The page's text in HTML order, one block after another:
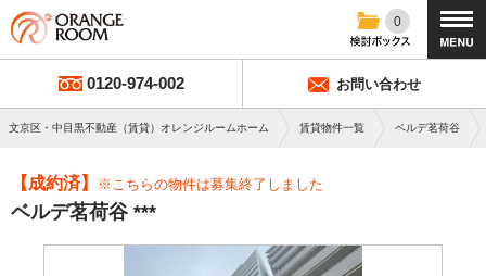
0
0120-974-002 お問い合わせ
文京区・中目黒不動産（賃貸）オレンジルームホーム 賃貸物件一覧 ベルデ茗荷谷
【成約済】 ※こちらの物件は募集終了しました
ベルデ茗荷谷 ***